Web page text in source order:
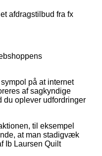
afdragstilbud fra fx
på at internet
af sagkyndige
du oplever udfordringer
til eksempel
at man stadigvæk
Ib Laursen Quilt